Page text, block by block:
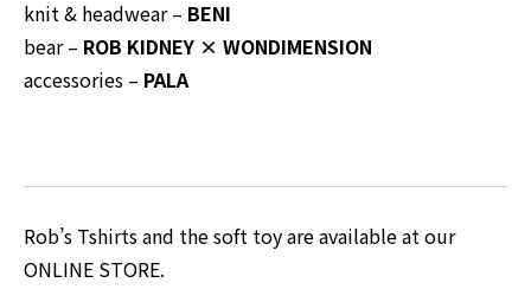
knit & headwear – BENI
bear – ROB KIDNEY × WONDIMENSION
accessories – PALA
Rob’s Tshirts and the soft toy are available at our
ONLINE STORE.